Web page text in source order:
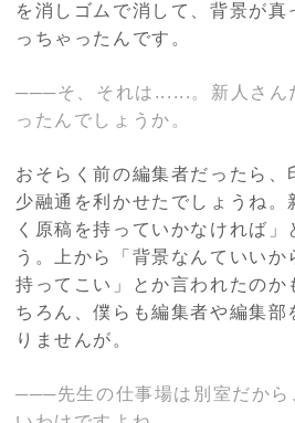
を消しゴムで消して、背景が真
っちゃったんです。
───そ、それは......。新人さん
ったんでしょうか。
おそらく前の編集者だったら、
少融通を利かせたでしょうね。
く原稿を持っていかなければ」
う。上から「背景なんていいか
持ってこい」とか言われたのか
ちろん、僕らも編集者や編集部
りませんが。
───先生の仕事場は別室だから